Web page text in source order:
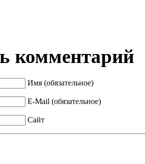
комментарий
Имя (обязательное)
E-Mail (обязательное)
Сайт